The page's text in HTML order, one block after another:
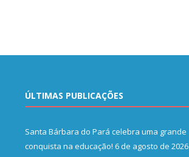
ÚLTIMAS PUBLICAÇÕES
Santa Bárbara do Pará celebra uma grande
conquista na educação! 6 de agosto de 2026